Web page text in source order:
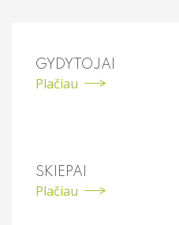
GYDYTOJAI
Plačiau
SKIEPAI
Plačiau